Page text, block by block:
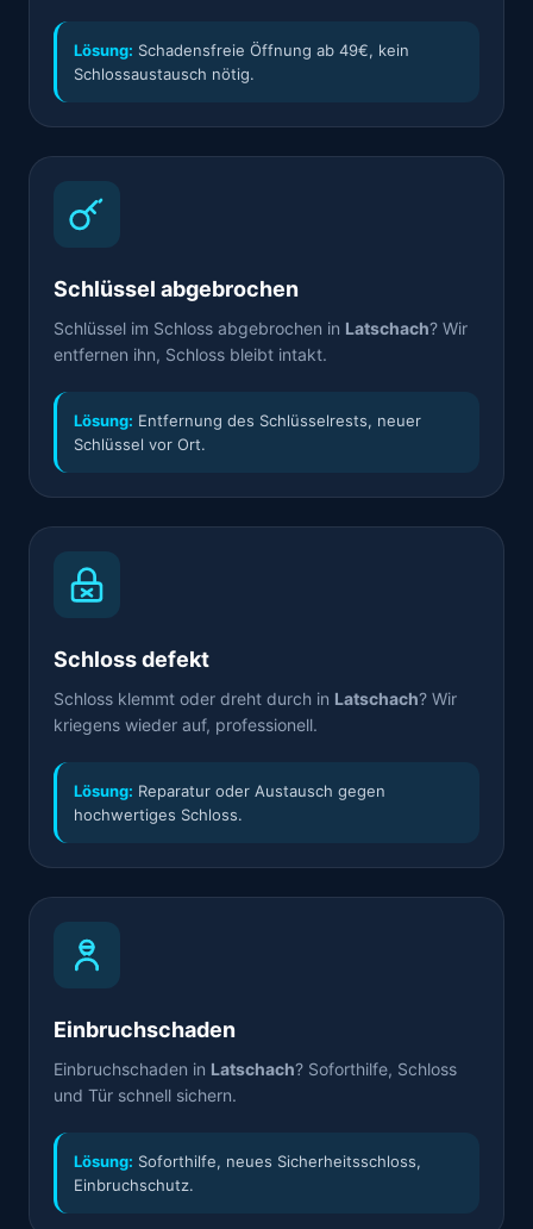
Lösung: Schadensfreie Öffnung ab 49€, kein
Schlossaustausch nötig.
Schlüssel abgebrochen
Schlüssel im Schloss abgebrochen in Latschach? Wir
entfernen ihn, Schloss bleibt intakt.
Lösung: Entfernung des Schlüsselrests, neuer
Schlüssel vor Ort.
Schloss defekt
Schloss klemmt oder dreht durch in Latschach? Wir
kriegens wieder auf, professionell.
Lösung: Reparatur oder Austausch gegen
hochwertiges Schloss.
Einbruchschaden
Einbruchschaden in Latschach? Soforthilfe, Schloss
und Tür schnell sichern.
Lösung: Soforthilfe, neues Sicherheitsschloss,
Einbruchschutz.